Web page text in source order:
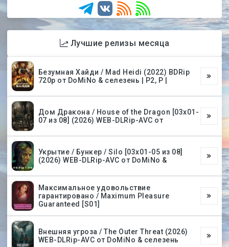
Лучшие релизы месяца
Безумная Хайди / Mad Heidi (2022) BDRip
720p от DoMiNo & селезень | P2, P |
Дом Дракона / House of the Dragon [03х01-
07 из 08] (2026) WEB-DLRip-AVC от
Укрытие / Бункер / Silo [03х01-05 из 08]
(2026) WEB-DLRip-AVC от DoMiNo &
Максимальное удовольствие
гарантировано / Maximum Pleasure
Guaranteed [S01]
Внешняя угроза / The Outer Threat (2026)
WEB-DLRip-AVC от DoMiNo & селезень